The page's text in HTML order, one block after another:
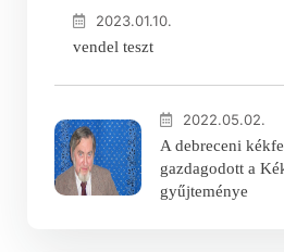
2023.01.10.
vendel teszt
2022.05.02.
A debreceni
gazdagodott a
gyűjteménye